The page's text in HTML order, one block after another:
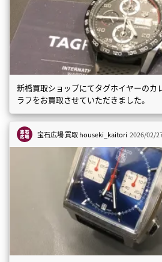
新橋買取ショップにてタグホイヤーのカ
ラフをお買取させていただきました。
宝石広場 買取houseki_kaitori 2026/02/